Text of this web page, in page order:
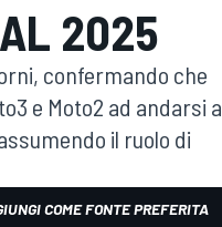
2025
confermando che
e Moto2 ad andarsi a
il ruolo di
COME FONTE PREFERITA